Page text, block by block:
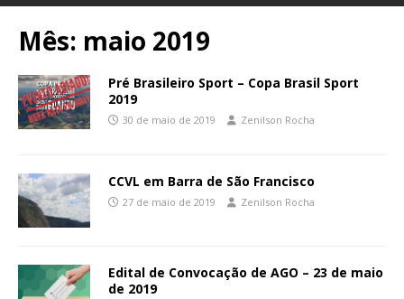
Mês: maio 2019
Pré Brasileiro Sport – Copa Brasil Sport
2019
30 de maio de 2019 Zenilson Rocha
CCVL em Barra de São Francisco
27 de maio de 2019 Zenilson Rocha
Edital de Convocação de AGO – 23 de maio
de 2019